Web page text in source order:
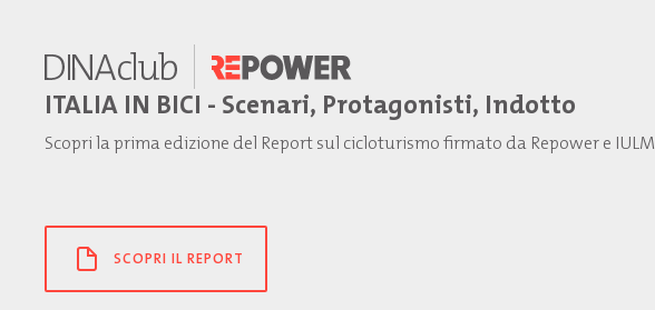
ITALIA IN BICI - Scenari, Protagonisti, Indotto
Scopri la prima edizione del Report sul cicloturismo firmato da Repower e IULM
SCOPRI IL REPORT